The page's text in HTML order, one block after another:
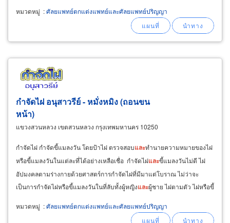
ชั้น ตัดถุงใต้ตา ผ่าตัดลักยิ้ม
ผ่าตัดคีลอยด์ โดย
มากประสบการณ์ มาตรฐานปลอดภัยสูง
หมวดหมู่ :ศัลยแพทย์ตกแต่งแพทย์และศัลยแพทย์ปริญญา
กำจัดไฝ อนุสาวรีย์ - หมั่งหมิง (ถอนขน
หน้า)
แขวงสวนหลวง เขตสวนหลวง กรุงเทพมหานคร 10250
กำจัดไฝ กำจัดขี้แมลงวัน โดยป้าไฝ ตรวจสอบและทำนายความหมายของไฝ
หรือขี้แมลงวันในแต่ละที่ได้อย่างเหลือเชื่อ กำจัดไฝและขี้แมลงวันไม่ดี ไฝ
อัปมงคลตามร่างกายด้วยศาสตร์การกำจัดไฝที่มีมาแต่โบราณ ไม่ว่าจะ
เป็นการกำจัดไฝหรือขี้แมลงวันในที่ลับทั้งผู้หญิงและผู้ชาย ไฝตามตัว ไฝหรือขี้
หมวดหมู่ :ศัลยแพทย์ตกแต่งแพทย์และศัลยแพทย์ปริญญา